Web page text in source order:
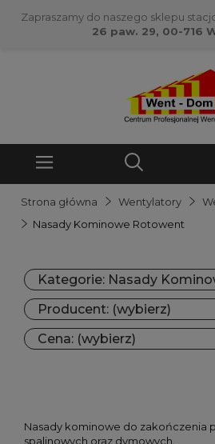
Zapraszamy do naszego sklepu
26 paw. 29, 00-716
Strona główna Wentylatory
Nasady Kominowe Rotowent
Kategorie: Nasady
Producent: (wybierz)
Cena: (wybierz)
Nasady kominowe do zakończenia
spalinowych oraz dymowych.